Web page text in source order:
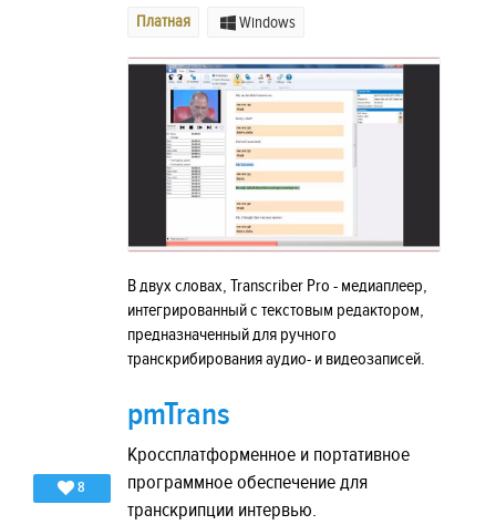
Платная Windows
В двух словах, Transcriber Pro - медиаплеер,
интегрированный с текстовым редактором,
предназначенный для ручного
транскрибирования аудио- и видеозаписей.
8
pmTrans
Кроссплатформенное и портативное
программное обеспечение для
транскрипции интервью.